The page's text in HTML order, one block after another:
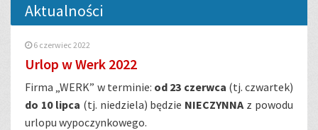
Aktualności
6 czerwiec 2022
Urlop w Werk 2022
Firma „WERK” w terminie: od 23 czerwca (tj. czwartek)
do 10 lipca (tj. niedziela) będzie NIECZYNNA z powodu
urlopu wypoczynkowego.